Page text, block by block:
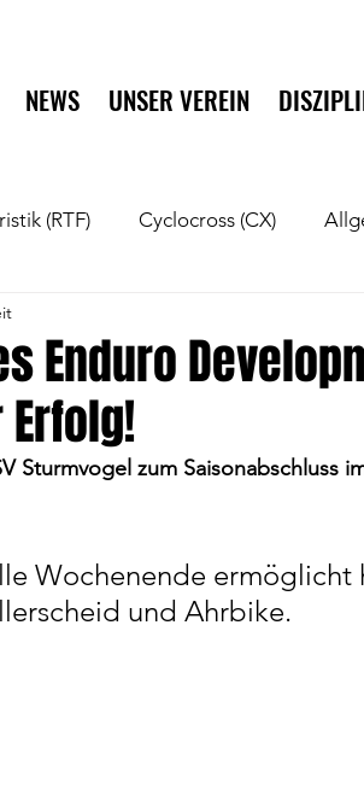
NEWS UNSER VEREIN
(RTF) Cyclocross (CX)
(MTB)
Enduro
Sturmvogel zum Saisonabschluss
Wochenende ermöglicht
und Ahrbike.